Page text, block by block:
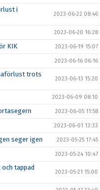
i
2023-06-22 08:46
2023-06-20 16:28
KIK 2023-06-19 15:07
2023-06-16 06:16
trots
2023-06-13 15:20
2023-06-09 08:10
2023-06-05 11:58
2023-06-01 13:33
seger igen 2023-05-25 17:45
2023-05-24 10:47
och tappad
2023-05-21 15:00